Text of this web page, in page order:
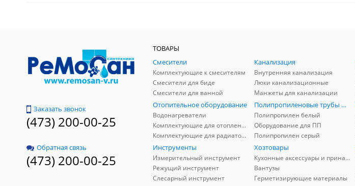
Заказать звонок
(473) 200-00-25
Обратная связь
(473) 200-00-25
ТОВАРЫ
Смесители
Комплектующие к смесителям
Смесители для биде
Смесители для ванной
Канализация
Внутренняя канализация
Люки канализационные
Манжеты для канализации
Отопительное оборудование
Водонагреватели
Комплектующие для отопления
Комплектующие для радиаторов
Полипропиленовые трубы и фитинги
Полипропилен белый
Оборудование для ПП
Полипропилен серый
Инструменты
Измерительный инструмент
Режущий инструмент
Слесарный инструмент
Хозтовары
Кухонные аксессуары и принадлежности
Вантузы
Герметизирующие материалы